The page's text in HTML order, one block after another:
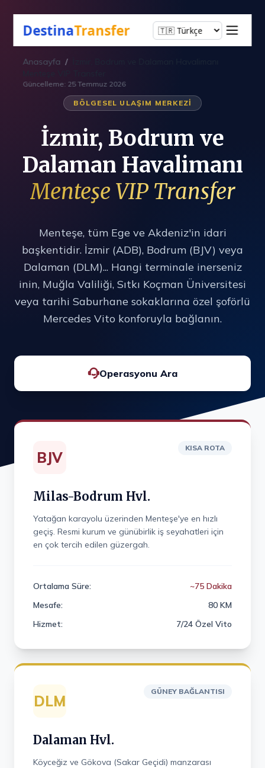
DestinaTransfer
Anasayfa /
Güncelleme: 25 Temmuz 2026
BÖLGESEL ULAŞIM MERKEZI
İzmir, Bodrum ve
Dalaman Havalimanı
Menteşe VIP Transfer
Menteşe, tüm Ege ve Akdeniz'in idari
başkentidir. İzmir (ADB), Bodrum (BJV) veya
Dalaman (DLM)... Hangi terminale inerseniz
inin, Muğla Valiliği, Sıtkı Koçman Üniversitesi
veya tarihi Saburhane sokaklarına özel şoförlü
Mercedes Vito konforuyla bağlanın.
Operasyonu Ara
BJV
KISA ROTA
Milas-Bodrum Hvl.
Yatağan karayolu üzerinden Menteşe'ye en hızlı
geçiş. Resmi kurum ve günübirlik iş seyahatleri için
en çok tercih edilen güzergah.
Ortalama Süre:
~75 Dakika
Mesafe:
80 KM
Hizmet:
7/24 Özel Vito
DLM
GÜNEY BAĞLANTISI
Dalaman Hvl.
Köyceğiz ve Gökova (Sakar Geçidi) manzarası